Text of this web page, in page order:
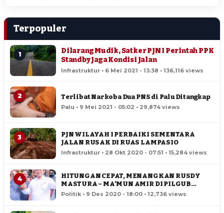
Terpopuler
1
Dilarang Mudik, Satker PJN I Perintah PPK
Standby Jaga Kondisi Jalan
Infrastruktur • 6 Mei 2021 - 13:38 • 136,116 views
2 Terlibat Narkoba Dua PNS di Palu Ditangkap
Palu • 9 Mei 2021 - 05:02 • 29,874 views
3
PJN WILAYAH I PERBAIKI SEMENTARA
JALAN RUSAK DI RUAS LAMPASIO
Infrastruktur • 28 Okt 2020 - 07:51 • 15,284 views
4
HITUNGAN CEPAT, MENANGKAN RUSDY
MASTURA – MA’MUN AMIR DI PILGUB
SULTENG
Politik • 9 Des 2020 - 18:00 • 12,736 views